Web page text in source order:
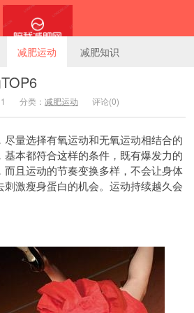
陪我减肥网
减肥运动 减肥知识
分类： 减肥运动 评论(0)
尽量选择有氧运动和无氧运动相结合的
本都符合这样的条件，既有爆发力的
且运动的节奏变换多样，不会让身体
激瘦身蛋白的机会。运动持续越久会